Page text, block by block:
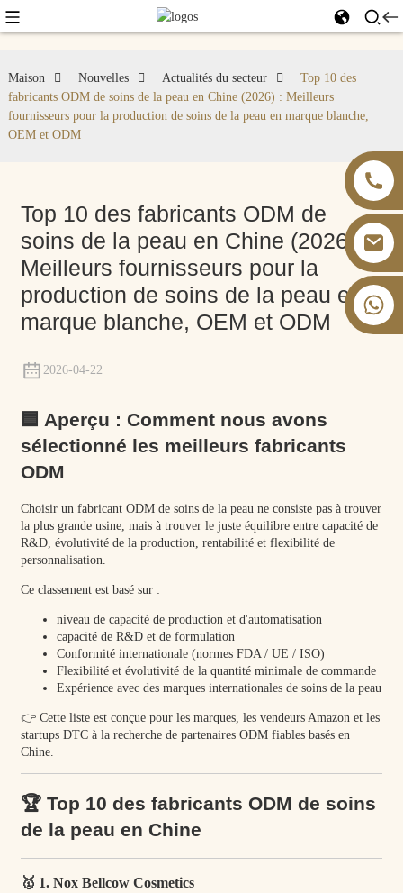
+86 13826059902
Maison Nouvelles Actualités du secteur
Top 10 des
fabricants ODM de soins de la peau en Chine (2026) : Meilleurs
fournisseurs pour la production de soins de la peau en marque blanche,
OEM et ODM
Top 10 des fabricants ODM de
soins de la peau en Chine (2026) :
Meilleurs fournisseurs pour la
production de soins de la peau en
marque blanche, OEM et ODM
2026-04-22
🟦 Aperçu : Comment nous avons
sélectionné les meilleurs fabricants
ODM
Choisir un fabricant ODM de soins de la peau ne consiste pas à trouver
la plus grande usine, mais à trouver le juste équilibre entre capacité de
R&D, évolutivité de la production, rentabilité et flexibilité de
personnalisation.
Ce classement est basé sur :
niveau de capacité de production et d'automatisation
capacité de R&D et de formulation
Conformité internationale (normes FDA / UE / ISO)
Flexibilité et évolutivité de la quantité minimale de commande
Expérience avec des marques internationales de soins de la peau
👉 Cette liste est conçue pour les marques, les vendeurs Amazon et les
startups DTC à la recherche de partenaires ODM fiables basés en
Chine.
🏆 Top 10 des fabricants ODM de soins
de la peau en Chine
🥇 1. Nox Bellcow Cosmetics